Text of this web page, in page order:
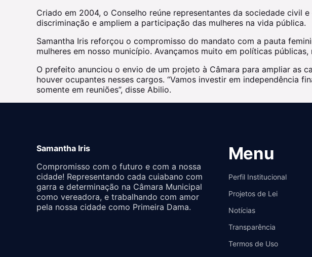
Criado em 2004, o Conselho reúne representantes da sociedade
discriminação e ampliem a participação das mulheres na vida pública.
Samantha Iris reforçou o compromisso do mandato com a pauta
mulheres em nosso município. Avançamos muito em políticas públicas,
O prefeito anunciou o envio de um projeto à Câmara para ampliar as
houver ocupantes nesses cargos. “Vamos investir em independência
somente em reuniões”, disse Abilio.
Samantha Iris
Compromisso com o futuro e com a nossa
cidade! Representando cada cuiabano com
garra e determinação na Câmara Municipal
como vereadora, e trabalhando com amor
pela nossa cidade como Primeira Dama.
Menu
Perfil Institucional
Projetos de Lei
Notícias
Transparência
Termos de Uso